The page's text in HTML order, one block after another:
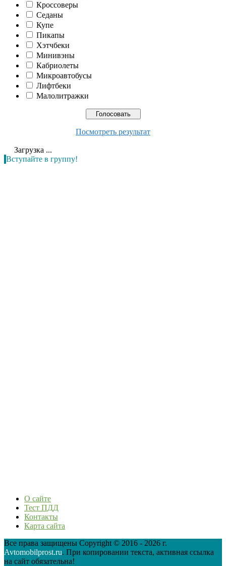
Кроссоверы
Седаны
Купе
Пикапы
Хэтчбеки
Минивэны
Кабриолеты
Микроавтобусы
Лифтбеки
Малолитражки
Посмотреть результат
Загрузка ...
Вступайте в группу!
О сайте
Тест ПДД
Контакты
Карта сайта
Все права защищены Copyright © 2016 - 2026 г.
Avtomobilprost.ru. При копировании текста, активная ссылка
на сайт обязательна!